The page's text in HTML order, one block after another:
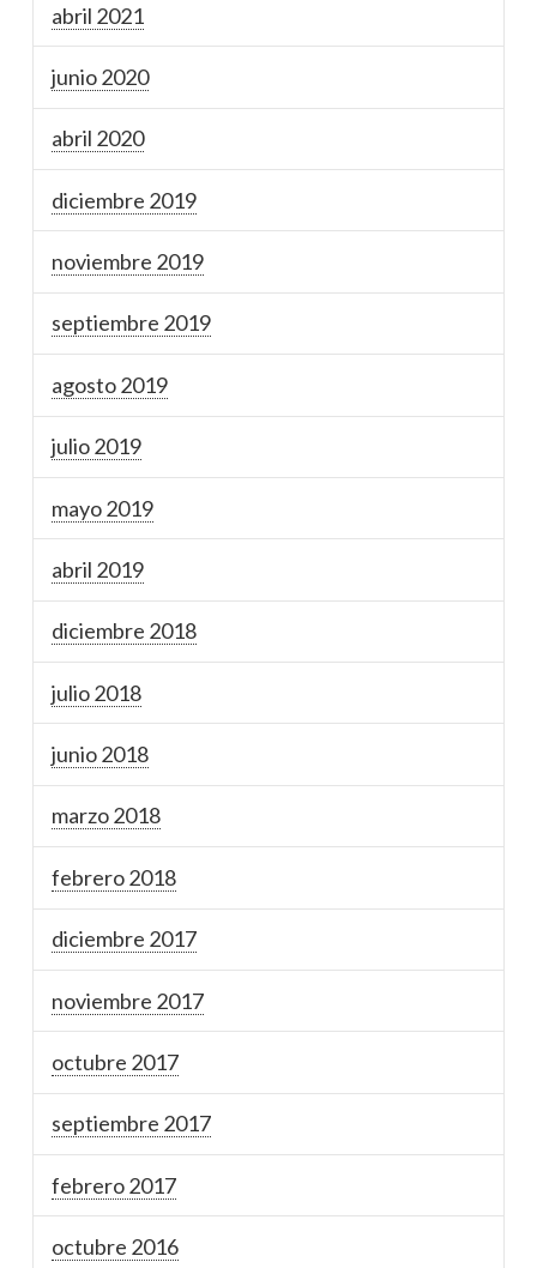
abril 2021
junio 2020
abril 2020
diciembre 2019
noviembre 2019
septiembre 2019
agosto 2019
julio 2019
mayo 2019
abril 2019
diciembre 2018
julio 2018
junio 2018
marzo 2018
febrero 2018
diciembre 2017
noviembre 2017
octubre 2017
septiembre 2017
febrero 2017
octubre 2016